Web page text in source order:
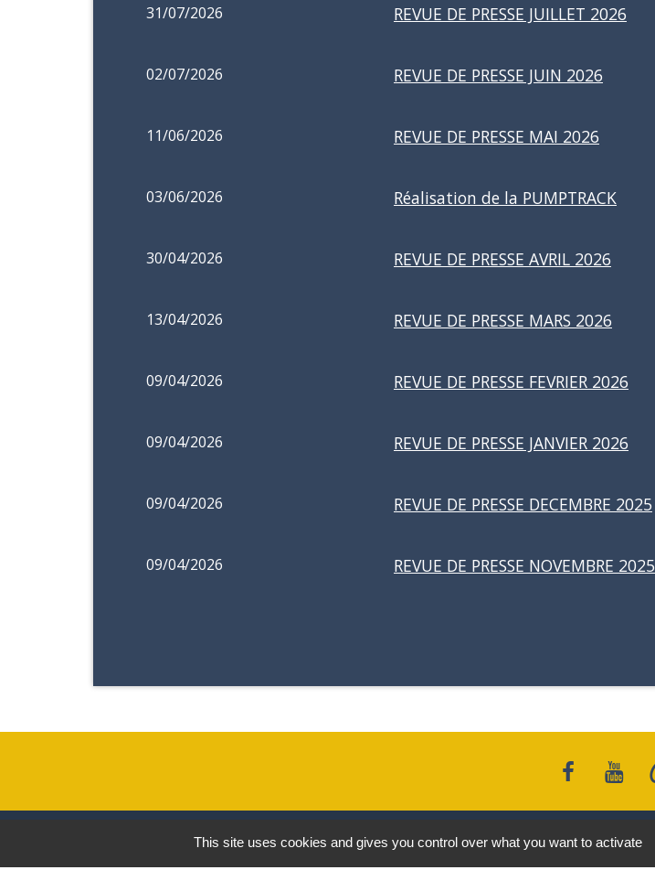
31/07/2026 REVUE DE PRESSE JUILLET 2026
02/07/2026 REVUE DE PRESSE JUIN 2026
11/06/2026 REVUE DE PRESSE MAI 2026
03/06/2026 Réalisation de la PUMPTRACK
30/04/2026 REVUE DE PRESSE AVRIL 2026
13/04/2026 REVUE DE PRESSE MARS 2026
09/04/2026 REVUE DE PRESSE FEVRIER 2026
09/04/2026 REVUE DE PRESSE JANVIER 2026
09/04/2026 REVUE DE PRESSE DECEMBRE 2025
09/04/2026 REVUE DE PRESSE NOVEMBRE 2025
Contacts Liens
This site uses cookies and gives you control over what you want to activate